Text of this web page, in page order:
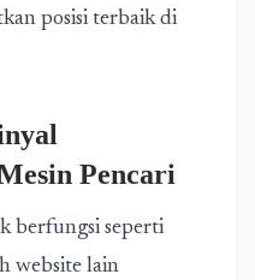
posisi terbaik di
Pencari
berfungsi seperti
website lain